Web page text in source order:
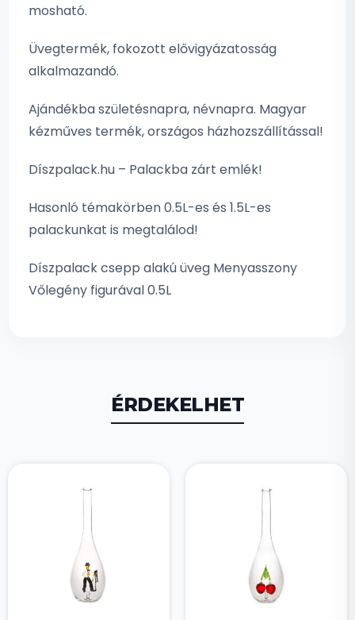
mosható.
Üvegtermék, fokozott elővigyázatosság
alkalmazandó.
Ajándékba születésnapra, névnapra. Magyar
kézműves termék, országos házhozszállítással!
Díszpalack.hu – Palackba zárt emlék!
Hasonló témakörben 0.5L-es és 1.5L-es
palackunkat is megtalálod!
Díszpalack csepp alakú üveg Menyasszony
Vőlegény figurával 0.5L
ÉRDEKELHET